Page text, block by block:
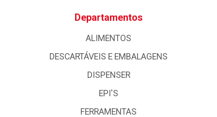
Departamentos
ALIMENTOS
DESCARTÁVEIS E EMBALAGENS
DISPENSER
EPI'S
FERRAMENTAS